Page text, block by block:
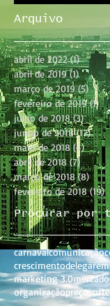
Arquivo
abril de 2022 (1)1 post
abril de 2019 (1)1 post
março de 2019 (5)5
fevereiro de 2019 (1)1
julho de 2018 (3)3
junho de 2018 (17)17
maio de 2018 (4)4
abril de 2018 (7)7 posts
março de 2018 (8)8
fevereiro de 2018 (19)
Procurar por
carnavalcomunicação
crescimentodelegar
marketing 3.0mercado
organizaçãopreçosorte